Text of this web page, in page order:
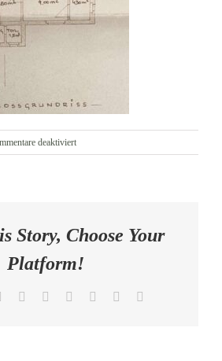
deaktiviertfür
OG
Story, Choose Your
Platform!
Reddit LinkedInWhatsApp
TumblrPinterest